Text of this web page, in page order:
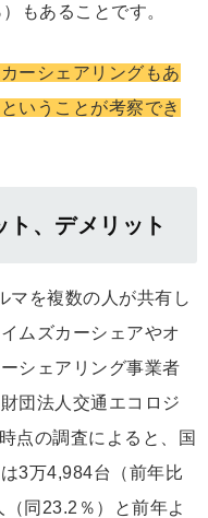
もあることです。
ーシェアリングもあ
いうことが考察でき
、デメリット
マを複数の人が共有し
ムズカーシェアやオ
シェアリング事業者
団法人交通エコロジ
点の調査によると、国
3万4,984台（前年比
同23.2％）と前年よ